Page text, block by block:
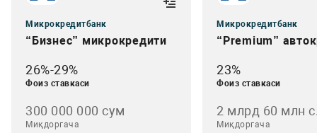
Микрокредитбанк
“Бизнес” микрокредити
26%-29%
Фоиз ставкаси
300 000 000 cум
Миқдоргача
Микрокредитбанк
“Premium”
23%
Фоиз ставкаси
2 млрд 60 млн
Миқдоргача